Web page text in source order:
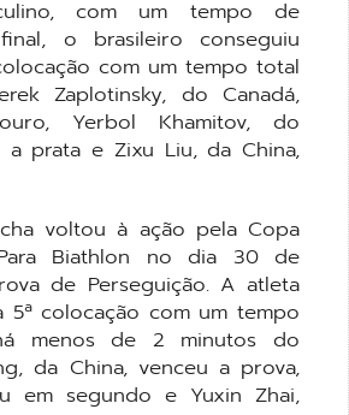
com um tempo de
o brasileiro conseguiu
com um tempo total
Zaplotinsky, do Canadá,
Yerbol Khamitov, do
a prata e Zixu Liu, da China,
voltou à ação pela Copa
Biathlon no dia 30 de
de Perseguição. A atleta
colocação com um tempo
menos de 2 minutos do
da China, venceu a prova,
em segundo e Yuxin Zhai,